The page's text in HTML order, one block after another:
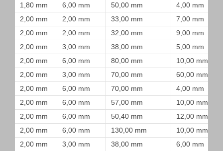
1,80 mm
6,00 mm 50,00 mm
4,00 mm
2,00 mm
2,00 mm 33,00 mm
7,00 mm
2,00 mm
2,00 mm 32,00 mm
9,00 mm
2,00 mm
3,00 mm 38,00 mm
5,00 mm
2,00 mm
6,00 mm 80,00 mm
10,00 mm
2,00 mm
3,00 mm 70,00 mm
60,00 mm
2,00 mm
6,00 mm 70,00 mm
4,00 mm
2,00 mm
6,00 mm 57,00 mm
10,00 mm
2,00 mm
6,00 mm 50,40 mm
12,00 mm
2,00 mm
6,00 mm 130,00 mm
10,00 mm
2,00 mm
3,00 mm 38,00 mm
6,00 mm